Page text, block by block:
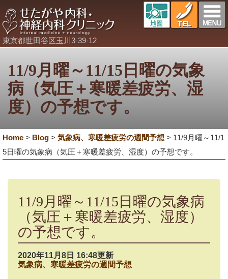
東京都世田谷区玉川3-39-12
11/9月曜～11/15日曜の気象
病（気圧＋寒暖差疲労、湿
度）の予想です。
Home > Blog > 気象病、寒暖差疲労の週間予想 > 11/9月曜～11/1
5日曜の気象病（気圧＋寒暖差疲労、湿度）の予想です。
11/9月曜～11/15日曜の気象病
（気圧＋寒暖差疲労、湿度）
の予想です。
2020年11月8日 16:48更新
気象病、寒暖差疲労の週間予想